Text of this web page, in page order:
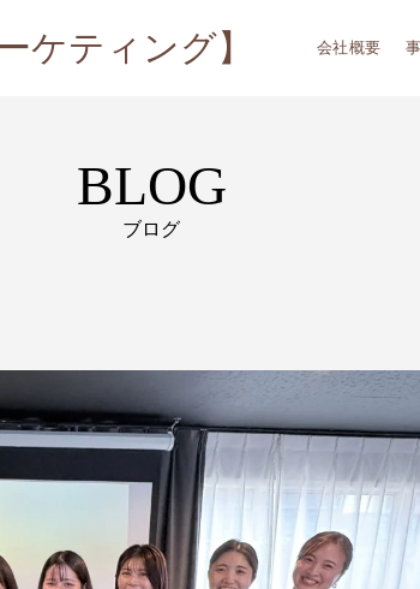
ケティング】 会社概要
BLOG
ブログ